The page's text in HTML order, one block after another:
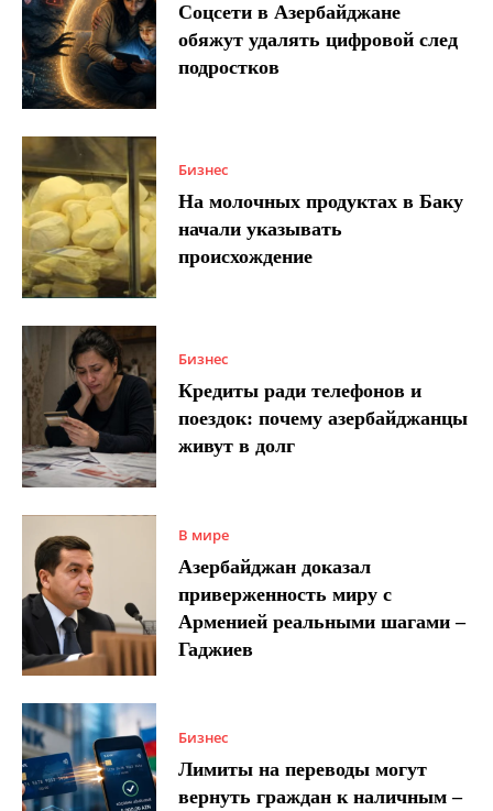
Соцсети в Азербайджане
обяжут удалять цифровой след
подростков
Бизнес
На молочных продуктах в Баку
начали указывать
происхождение
Бизнес
Кредиты ради телефонов и
поездок: почему азербайджанцы
живут в долг
В мире
Азербайджан доказал
приверженность миру с
Арменией реальными шагами –
Гаджиев
Бизнес
Лимиты на переводы могут
вернуть граждан к наличным –